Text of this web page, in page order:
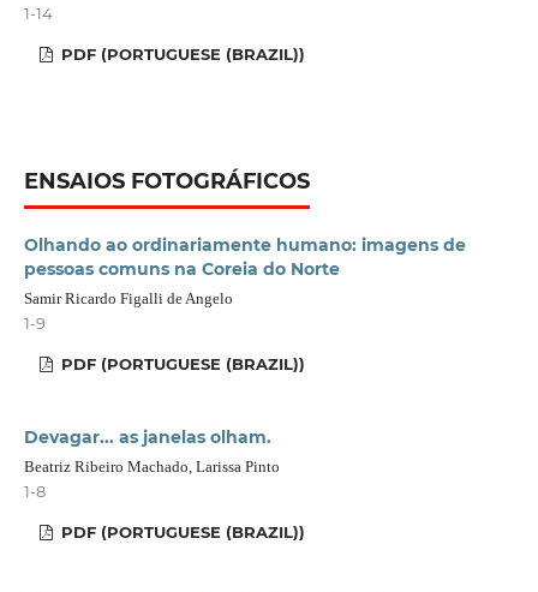
1-14
PDF (PORTUGUESE (BRAZIL))
ENSAIOS FOTOGRÁFICOS
Olhando ao ordinariamente humano: imagens de
pessoas comuns na Coreia do Norte
Samir Ricardo Figalli de Angelo
1-9
PDF (PORTUGUESE (BRAZIL))
Devagar... as janelas olham.
Beatriz Ribeiro Machado, Larissa Pinto
1-8
PDF (PORTUGUESE (BRAZIL))